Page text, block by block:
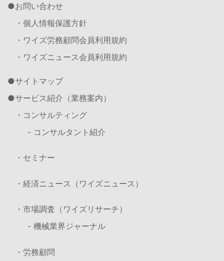
お問い合わせ
・個人情報保護方針
・ワイズ労務顧問会員利用規約
・ワイズニュース会員利用規約
サイトマップ
サービス紹介（業務案内）
・コンサルティング
- コンサルタント紹介
・セミナー
・経済ニュース（ワイズニュース）
・市場調査（ワイズリサーチ）
- 機械業界ジャーナル
・労務顧問